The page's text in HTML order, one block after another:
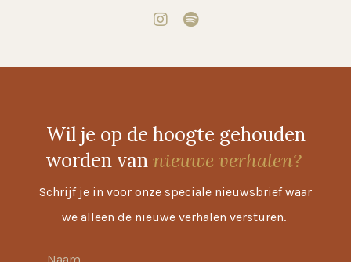
Wil je op de hoogte gehouden
worden vannieuwe verhalen?
Schrijf je in voor onze speciale nieuwsbrief waar
we alleen de nieuwe verhalen versturen.